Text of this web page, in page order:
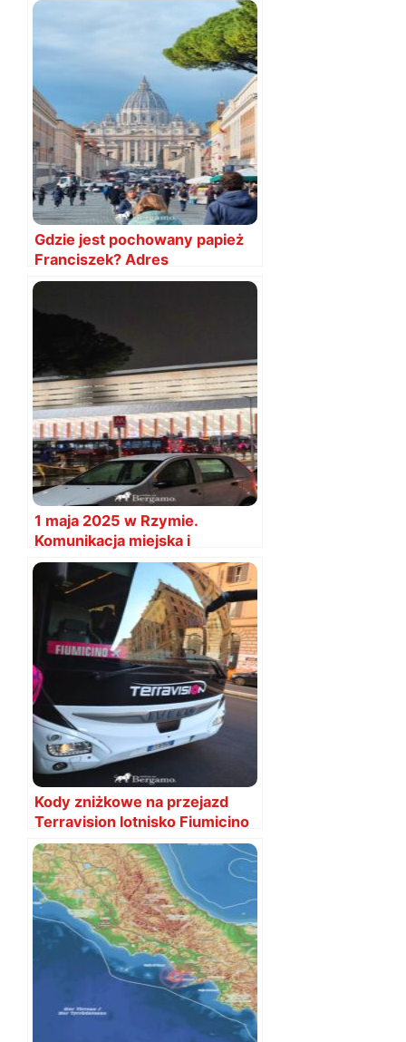
Gdzie jest pochowany papież
Franciszek? Adres
1 maja 2025 w Rzymie.
Komunikacja miejska i
utrudnienia
Kody zniżkowe na przejazd
Terravision lotnisko Fiumicino
do Rzymu